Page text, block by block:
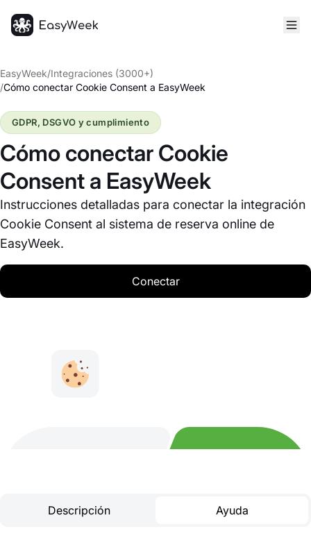
EasyWeek/Integraciones (3000+)
/Cómo conectar Cookie Consent a EasyWeek
Cómo conectar Cookie
Consent a EasyWeek
Instrucciones detalladas para conectar la integración
Cookie Consent al sistema de reserva online de
EasyWeek.
GDPR, DSGVO y cumplimiento
Conectar
Descripción Ayuda